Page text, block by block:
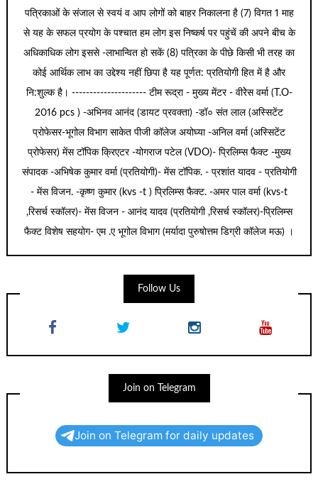
पत्रिकाओं के संजाल से स्वयं व आप लोगों को बाहर निकालना है (7) विगत 1 माह
से यह के सफल प्रयोग के पश्चात हम लोग इस निष्कर्ष पर पहुंचें की अपने बीच के
अधिकाधिक लोग इससे -लाभान्वित हो सकें (8) पत्रिका के पीछे किसी भी तरह का
कोई आर्थिक लाभ का उद्देश्य नहीं छिपा है यह पूर्णत: प्रतियोगी हित में है और
नि:शुल्क है। --------------------- टीम रूद्रा - मुख्य मेंटर - वीरेेस वर्मा (T.O-
2016 pcs ) -अभिनव आनंद (डायट प्रवक्ता) -डॉ० संत लाल (अस्सिटेंट
प्रोफेसर-भूगोल विभाग साकेत पीजी कॉलेज अयोघ्या -अनिल वर्मा (अस्सिटेंट
प्रोफेसर) मेंस टॉपिक क्रिएटर -योगराज पटेल (VDO)- प्रिलिम्स फैक्ट -मुख्य
संपादक -अभिषेक कुमार वर्मा (प्रतियोगी)- मेंस टॉपिक. - प्रशांत यादव - प्रतियोगी
- मेंस विजन. -कृष्ण कुमार (kvs -t ) प्रिलिम्स फैक्ट. -अमर पाल वर्मा (kvs-t
,रिसर्च स्कॉलर)- मेंस विजन - आनंद यादव (प्रतियोगी ,रिसर्च स्कॉलर)-प्रिलिम्स
फैक्ट विशेष सहयोग- एम .ए भूगोल विभाग (मर्यादा पुरुषोत्तम डिग्री कॉलेज मऊ) ।
Follow Us
Join on Telegram
Join on Telegram for daily updates